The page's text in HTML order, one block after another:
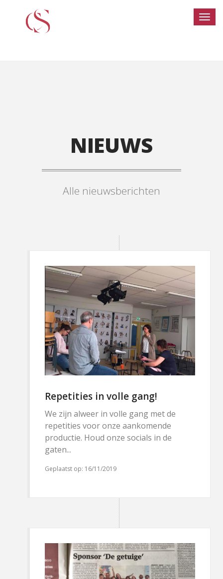
NIEUWS
Alle nieuwsberichten
Repetities in volle gang!
We zijn alweer in volle gang met de
repetities voor onze aankomende
productie. Houd onze socials in de
gaten...
Geplaatst op: 16/11/2019